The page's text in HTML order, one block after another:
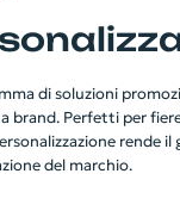
di soluzioni
brand. Perfetti per
rende
del marchio.